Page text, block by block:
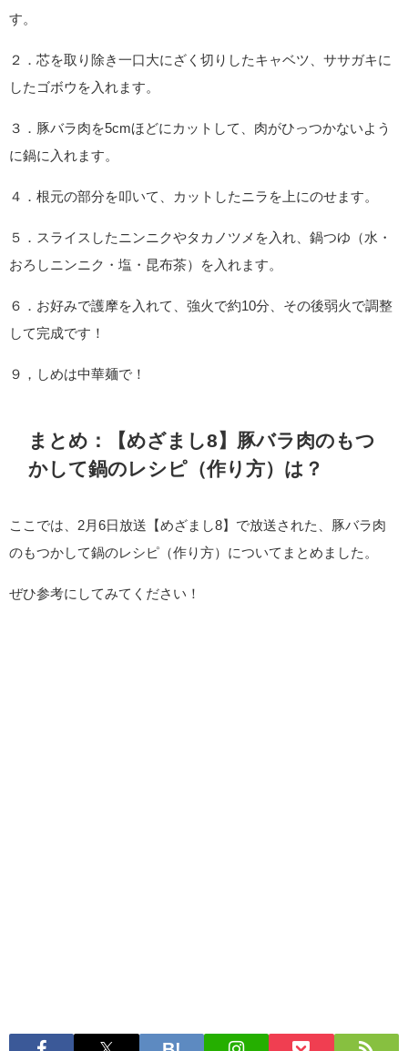
す。
２．芯を取り除き一口大にざく切りしたキャベツ、ササガキに
したゴボウを入れます。
３．豚バラ肉を5cmほどにカットして、肉がひっつかないよう
に鍋に入れます。
４．根元の部分を叩いて、カットしたニラを上にのせます。
５．スライスしたニンニクやタカノツメを入れ、鍋つゆ（水・
おろしニンニク・塩・昆布茶）を入れます。
６．お好みで護摩を入れて、強火で約10分、その後弱火で調整
して完成です！
９，しめは中華麺で！
まとめ：【めざまし8】豚バラ肉のもつ
かして鍋のレシピ（作り方）は？
ここでは、2月6日放送【めざまし8】で放送された、豚バラ肉
のもつかして鍋のレシピ（作り方）についてまとめました。
ぜひ参考にしてみてください！